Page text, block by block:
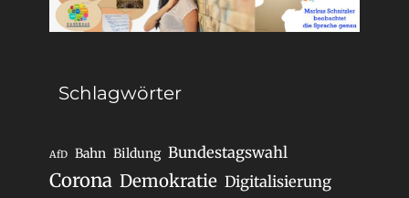
Schlagwörter
AfD Bahn Bildung Bundestagswahl
Corona Demokratie Digitalisierung